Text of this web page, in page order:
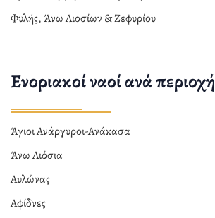
Φυλής, Άνω Λιοσίων & Ζεφυρίου
Ενοριακοί ναοί ανά περιοχή
Άγιοι Ανάργυροι-Ανάκασα
Άνω Λιόσια
Αυλώνας
Αφίδνες